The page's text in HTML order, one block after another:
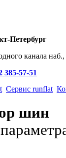
Петербург
канала
385-57-51
Сервис runflat
шин